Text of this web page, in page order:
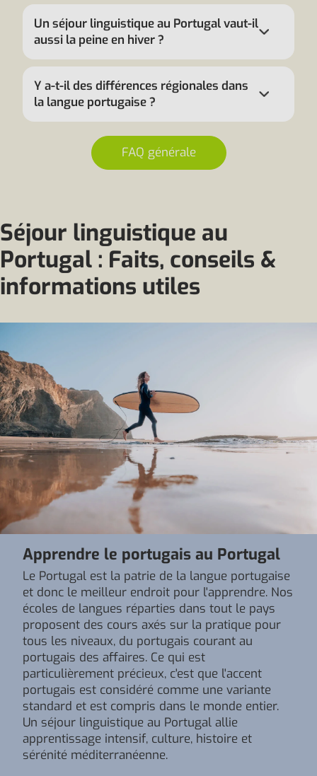
Un séjour linguistique au Portugal vaut-il
aussi la peine en hiver ?
Y a-t-il des différences régionales dans
la langue portugaise ?
FAQ générale
Séjour linguistique au
Portugal : Faits, conseils &
informations utiles
Apprendre le portugais au Portugal
Le Portugal est la patrie de la langue portugaise
et donc le meilleur endroit pour l'apprendre. Nos
écoles de langues réparties dans tout le pays
proposent des cours axés sur la pratique pour
tous les niveaux, du portugais courant au
portugais des affaires. Ce qui est
particulièrement précieux, c'est que l'accent
portugais est considéré comme une variante
standard et est compris dans le monde entier.
Un séjour linguistique au Portugal allie
apprentissage intensif, culture, histoire et
sérénité méditerranéenne.